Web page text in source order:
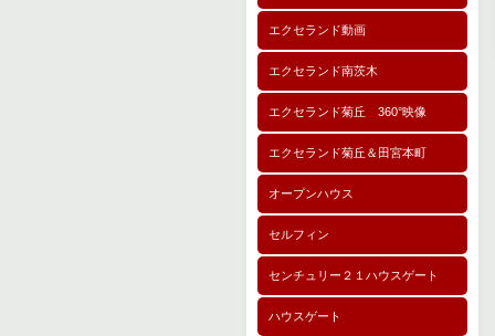
エクセランド動画
エクセランド南茨木
エクセランド菊丘 360°映像
エクセランド菊丘＆田宮本町
オープンハウス
セルフィン
センチュリー２１ハウスゲート
ハウスゲート